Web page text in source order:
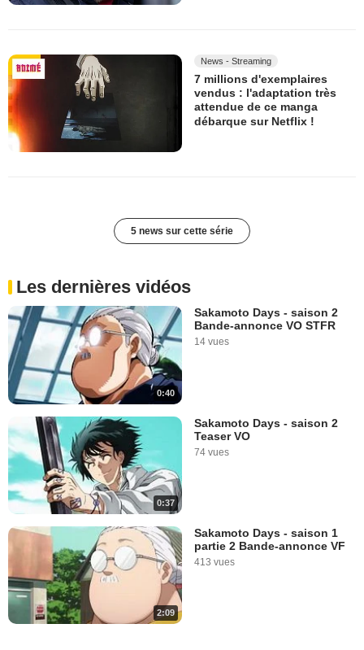
News - Streaming
7 millions d'exemplaires
vendus : l'adaptation très
attendue de ce manga
débarque sur Netflix !
5 news sur cette série
Les dernières vidéos
0:40
Sakamoto Days - saison 2
Bande-annonce VO STFR
14 vues
0:37
Sakamoto Days - saison 2
Teaser VO
74 vues
2:09
Sakamoto Days - saison 1
partie 2 Bande-annonce VF
413 vues